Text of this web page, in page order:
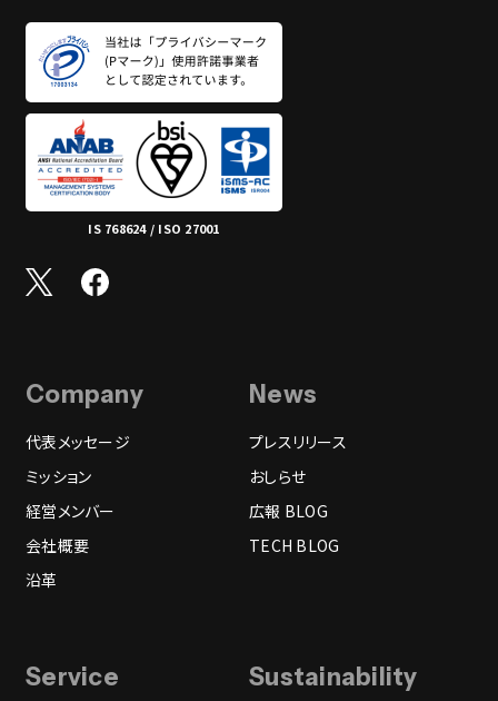
IS 768624 / ISO 27001
Company
代表メッセージ
ミッション
経営メンバー
会社概要
沿革
News
プレスリリース
おしらせ
広報 BLOG
TECH BLOG
Service Sustainability